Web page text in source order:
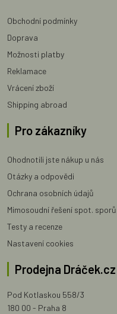
Obchodní podmínky
Doprava
Možnosti platby
Reklamace
Vrácení zboží
Shipping abroad
Pro zákazníky
Ohodnotili jste nákup u nás
Otázky a odpovědi
Ochrana osobních údajů
Mimosoudní řešení spot. sporů
Testy a recenze
Nastavení cookies
Prodejna Dráček.cz
Pod Kotlaskou 558/3
180 00 - Praha 8